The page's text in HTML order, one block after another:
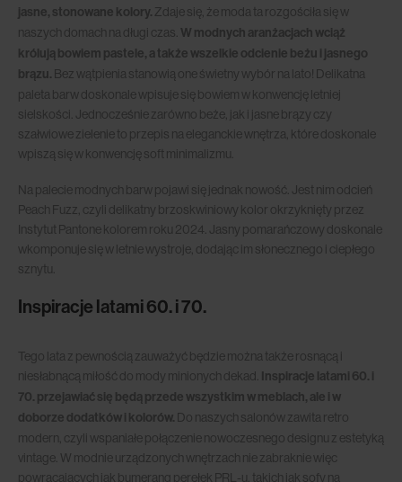
jasne, stonowane kolory. Zdaje się, że moda ta rozgościła się w
naszych domach na długi czas. W modnych aranżacjach wciąż
królują bowiem pastele, a także wszelkie odcienie beżu i jasnego
brązu. Bez wątpienia stanowią one świetny wybór na lato! Delikatna
paleta barw doskonale wpisuje się bowiem w konwencję letniej
sielskości. Jednocześnie zarówno beże, jak i jasne brązy czy
szałwiowe zielenie to przepis na eleganckie wnętrza, które doskonale
wpiszą się w konwencję soft minimalizmu.
Na palecie modnych barw pojawi się jednak nowość. Jest nim odcień
Peach Fuzz, czyli delikatny brzoskwiniowy kolor okrzyknięty przez
Instytut Pantone kolorem roku 2024. Jasny pomarańczowy doskonale
wkomponuje się w letnie wystroje, dodając im słonecznego i ciepłego
sznytu.
Inspiracje latami 60. i 70.
Tego lata z pewnością zauważyć będzie można także rosnącą i
niesłabnącą miłość do mody minionych dekad. Inspiracje latami 60. i
70. przejawiać się będą przede wszystkim w meblach, ale i w
doborze dodatków i kolorów. Do naszych salonów zawita retro
modern, czyli wspaniałe połączenie nowoczesnego designu z estetyką
vintage. W modnie urządzonych wnętrzach nie zabraknie więc
powracających jak bumerang perełek PRL-u, takich jak sofy na